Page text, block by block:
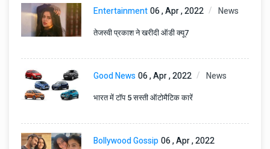
Entertainment06 , Apr , 2022 News
तेजस्वी प्रकाश ने खरीदी ऑडी क्यू7
Good News06 , Apr , 2022 News
भारत में टॉप 5 सस्ती ऑटोमैटिक कारें
Bollywood Gossip06 , Apr , 2022